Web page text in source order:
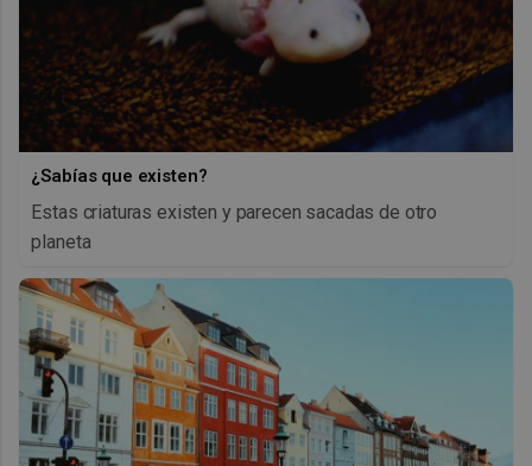
¿Sabías que existen?
Estas criaturas existen y parecen sacadas de otro
planeta